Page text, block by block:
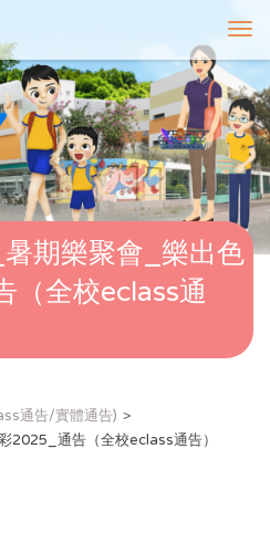
T
o
g
g
l
e
n
v
i
i
期樂聚會_樂出色
（全校eclass通
通告/實體通告)
通告（全校eclass通告）